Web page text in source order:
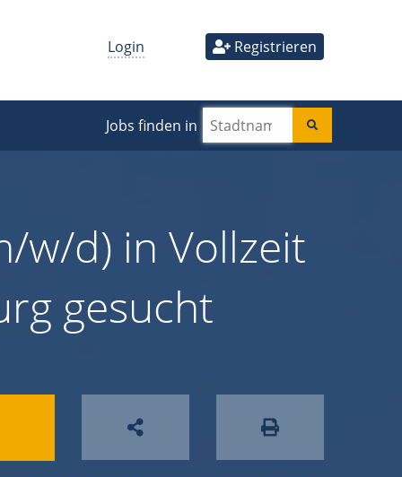
Login Registrieren
Jobs finden in
w/d) in Vollzeit
gesucht